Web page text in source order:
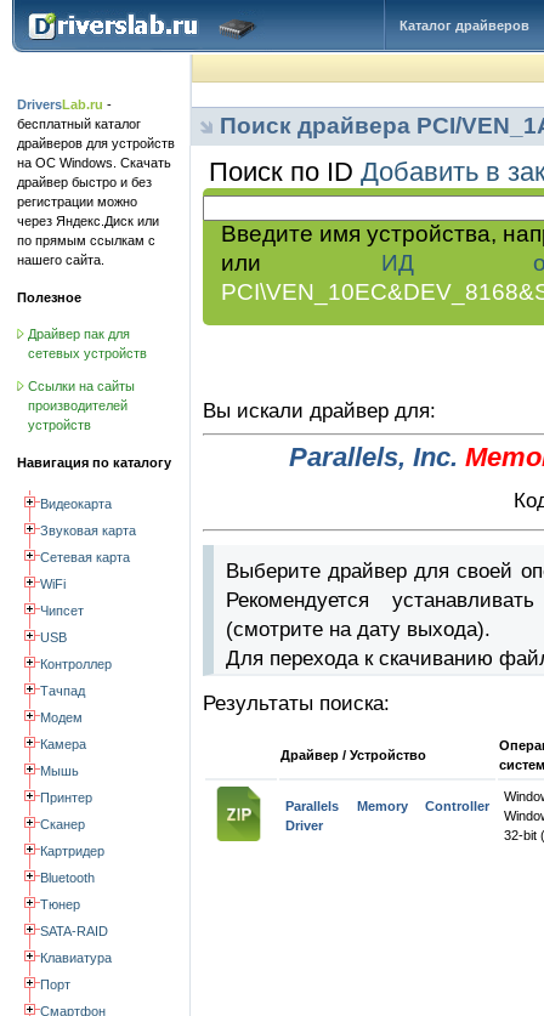
Каталог драйверов
DriversLab.ru -
бесплатный каталог
драйверов для устройств
на ОС Windows. Скачать
драйвер быстро и без
регистрации можно
через Яндекс.Диск или
по прямым ссылкам с
нашего сайта.
Полезное
Драйвер пак для
сетевых устройств
Ссылки на сайты
производителей
устройств
Навигация по каталогу
Видеокарта
Звуковая карта
Сетевая карта
WiFi
Чипсет
USB
Контроллер
Тачпад
Модем
Камера
Мышь
Принтер
Сканер
Картридер
Bluetooth
Тюнер
SATA-RAID
Клавиатура
Порт
Смартфон
Поиск драйвера PCI/
Поиск по ID Добавить в
Введите имя устройства,
или ИД
Вы искали драйвер для:
Parallels, Inc.
Выберите драйвер для своей
Рекомендуется
(смотрите на дату выхода).
Для перехода к скачиванию
Результаты поиска:
Драйвер / Устройство
Parallels Memory Controller
Driver
32-bit